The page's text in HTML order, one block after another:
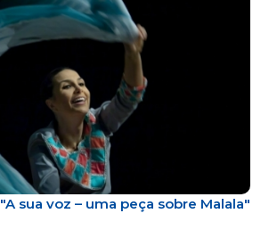
"A sua voz – uma peça sobre Malala"